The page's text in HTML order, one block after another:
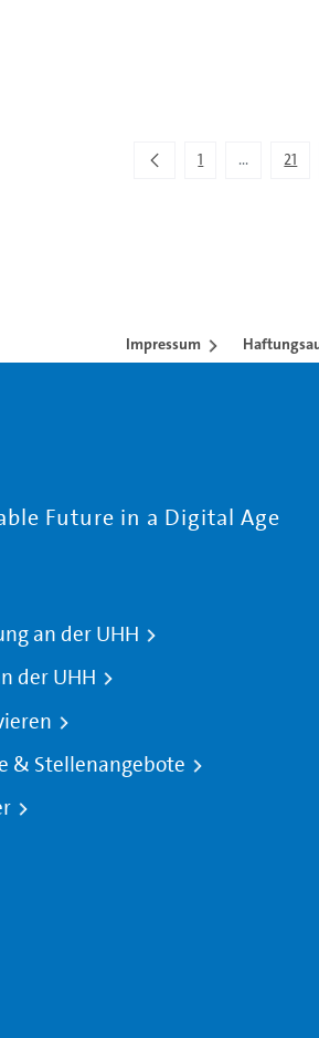
1 ... 21
Impressum
Future in a Digital Age
an der UHH
der UHH
& Stellenangebote